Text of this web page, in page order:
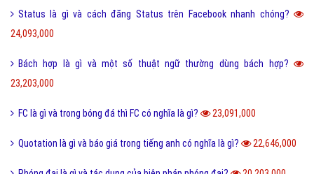
Status là gì và cách đăng Status trên Facebook nhanh chóng?
24,093,000
Bách hợp là gì và một số thuật ngữ thường dùng bách hợp?
23,203,000
FC là gì và trong bóng đá thì FC có nghĩa là gì? 23,091,000
Quotation là gì và báo giá trong tiếng anh có nghĩa là gì? 22,646,000